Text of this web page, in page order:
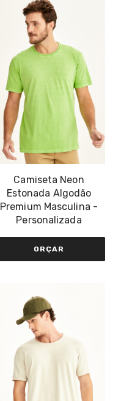
Camiseta Neon
Estonada Algodão
Premium Masculina -
Personalizada
ORÇAR